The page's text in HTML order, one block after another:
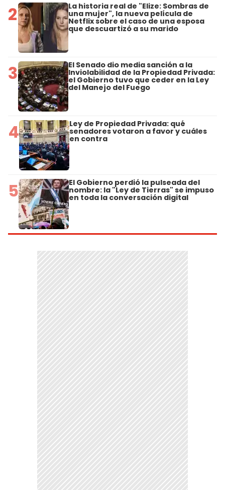
2 La historia real de "Elize: Sombras de
una mujer", la nueva película de
Netflix sobre el caso de una esposa
que descuartizó a su marido
3 El Senado dio media sanción a la
Inviolabilidad de la Propiedad Privada:
el Gobierno tuvo que ceder en la Ley
del Manejo del Fuego
4 Ley de Propiedad Privada: qué
senadores votaron a favor y cuáles
en contra
5 El Gobierno perdió la pulseada del
nombre: la "Ley de Tierras" se impuso
en toda la conversación digital